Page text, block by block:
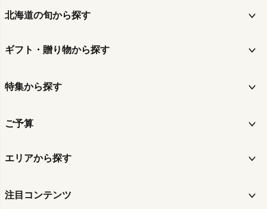
北海道の旬から探す
ギフト・贈り物から探す
特集から探す
ご予算
エリアから探す
注目コンテンツ